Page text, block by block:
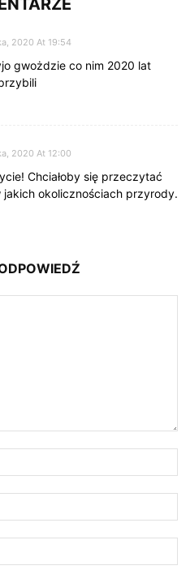
2020 At 19:54
gwożdzie co nim 2020 lat
2020 At 12:00
Chciałoby się przeczytać
jakich okolicznościach przyrody.